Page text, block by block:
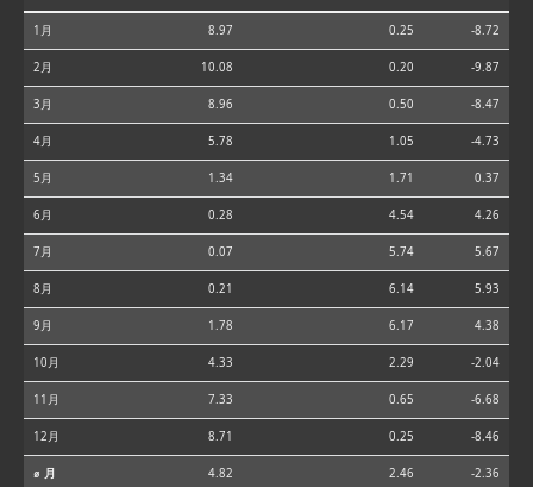
1月 8.97 0.25 -8.72
2月 10.08 0.20 -9.87
3月 8.96 0.50 -8.47
4月 5.78 1.05 -4.73
5月 1.34 1.71 0.37
6月 0.28 4.54 4.26
7月 0.07 5.74 5.67
8月 0.21 6.14 5.93
9月 1.78 6.17 4.38
10月 4.33 2.29 -2.04
11月 7.33 0.65 -6.68
12月 8.71 0.25 -8.46
⌀ 月 4.82 2.46 -2.36